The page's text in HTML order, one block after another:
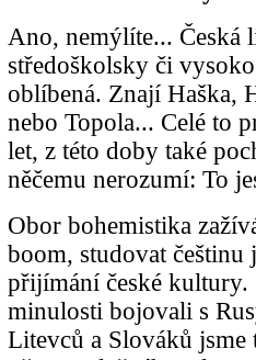
Ano, nemýlíte... Česká
středoškolsky či
oblíbená. Znají Haška,
nebo Topola... Celé to
let, z této doby také
něčemu nerozumí: To
Obor bohemistika
boom, studovat češtinu
přijímání české
minulosti bojovali s
Litevců a Slováků